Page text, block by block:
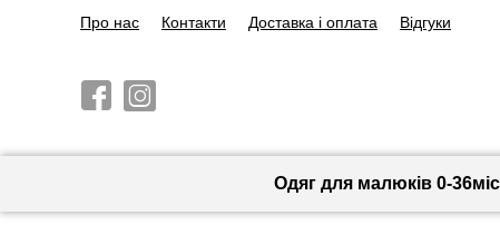
Про нас Контакти Доставка і оплата Відгуки
Одяг для малюків 0-36міс